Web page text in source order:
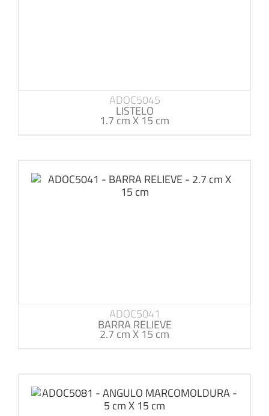
ADOC5045
LISTELO
1.7 cm X 15 cm
ADOC5041
BARRA RELIEVE
2.7 cm X 15 cm